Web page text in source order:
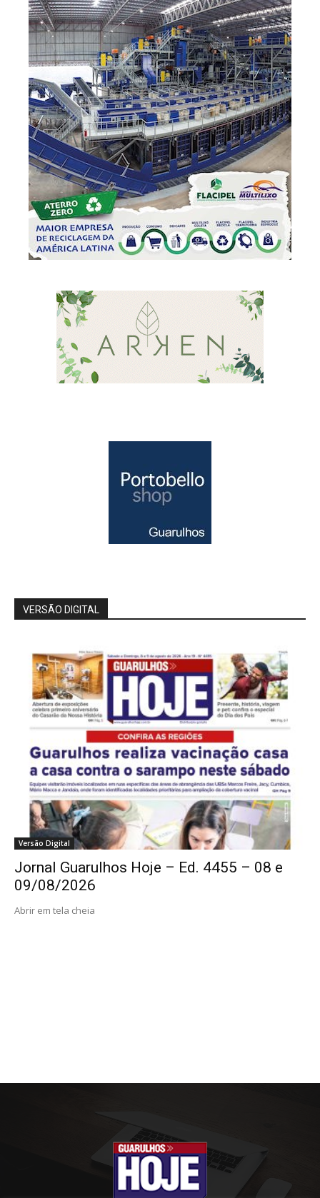
VERSÃO DIGITAL
Versão Digital
Jornal Guarulhos Hoje – Ed. 4455 – 08 e
09/08/2026
Abrir em tela cheia